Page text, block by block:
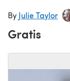
By Julie Taylor
Gratis